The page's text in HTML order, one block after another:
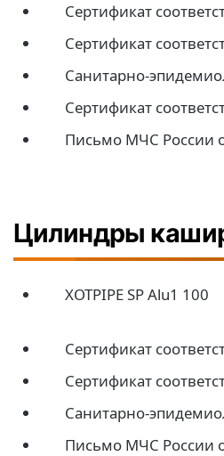
Сертификат
Сертификат
Санитарно-
Сертификат
Письмо МЧС России
Цилиндры
XOTPIPE SP Alu1 100
Сертификат
Сертификат
Санитарно-
Письмо МЧС России